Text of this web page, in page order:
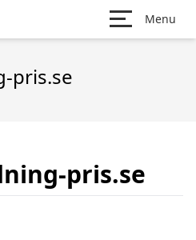
Menu
pris.se
pris.se